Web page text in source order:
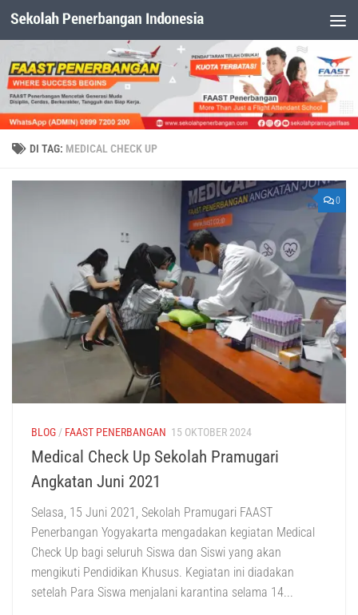
Dibawah Konten
DI TAG: MEDICAL CHECK UP
0
BLOG / FAAST PENERBANGAN 15 OKTOBER 2024
Medical Check Up Sekolah Pramugari
Angkatan Juni 2021
Selasa, 15 Juni 2021, Sekolah Pramugari FAAST
Penerbangan Yogyakarta mengadakan kegiatan Medical
Check Up bagi seluruh Siswa dan Siswi yang akan
mengikuti Pendidikan Khusus. Kegiatan ini diadakan
setelah Para Siswa menjalani karantina selama 14...